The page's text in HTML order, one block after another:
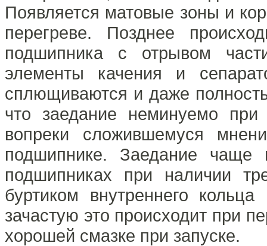
Появляется матовые зоны и
перегреве. Позднее
подшипника с отрывом
элементы качения и
сплющиваются и даже
что заедание неминуемо при
вопреки сложившемуся
подшипнике. Заедание чаще
подшипниках при наличии
буртиком внутреннего
зачастую это происходит при
хорошей смазке при запуске.